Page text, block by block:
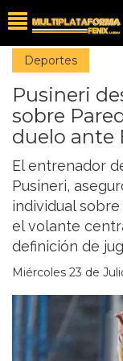
Deportes
Pusineri
sobre
duelo ante
El entrenador
Pusineri,
individual
el volante
definición de
Miércoles 23 de